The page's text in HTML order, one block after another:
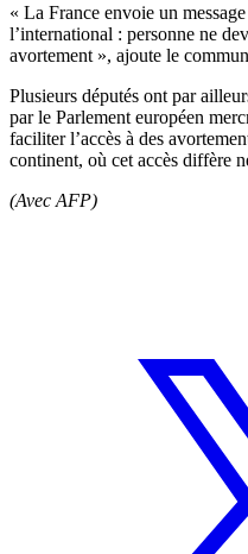
« La France envoie un
l’international : personne ne
avortement », ajoute le
Plusieurs députés ont par
par le Parlement européen
faciliter l’accès à des
continent, où cet accès diffère
(Avec AFP)